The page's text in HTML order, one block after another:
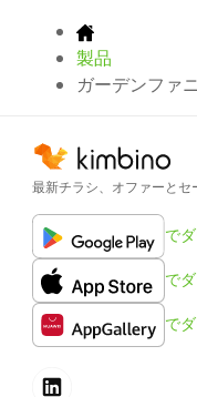
製品
ガーデンファ
最新チラシ、オファーとセ
で
で
で